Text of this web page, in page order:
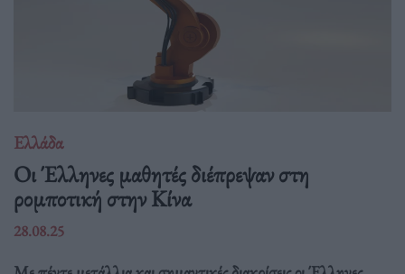
Ελλάδα
Οι Έλληνες μαθητές διέπρεψαν στη
ρομποτική στην Κίνα
28.08.25